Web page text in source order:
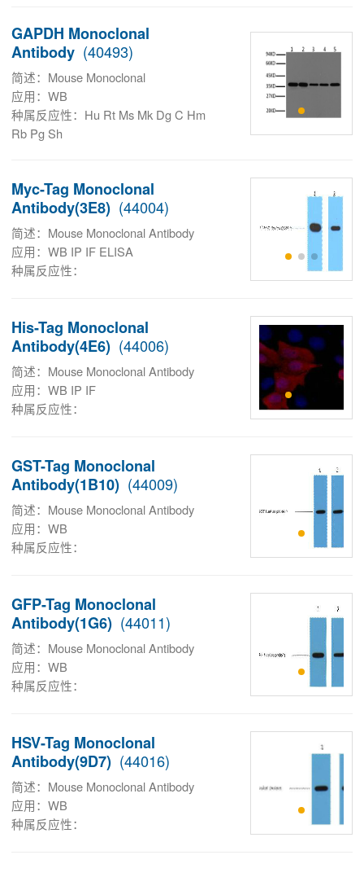
GAPDH Monoclonal
Antibody (40493)
简述：Mouse Monoclonal
应用：WB
种属反应性：Hu Rt Ms Mk Dg C Hm
Rb Pg Sh
Myc-Tag Monoclonal
Antibody(3E8) (44004)
简述：Mouse Monoclonal Antibody
应用：WB IP IF ELISA
种属反应性：
His-Tag Monoclonal
Antibody(4E6) (44006)
简述：Mouse Monoclonal Antibody
应用：WB IP IF
种属反应性：
GST-Tag Monoclonal
Antibody(1B10) (44009)
简述：Mouse Monoclonal Antibody
应用：WB
种属反应性：
GFP-Tag Monoclonal
Antibody(1G6) (44011)
简述：Mouse Monoclonal Antibody
应用：WB
种属反应性：
HSV-Tag Monoclonal
Antibody(9D7) (44016)
简述：Mouse Monoclonal Antibody
应用：WB
种属反应性：